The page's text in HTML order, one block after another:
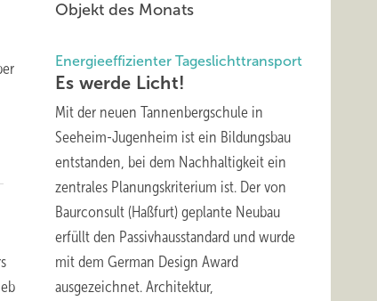
Objekt des Monats
Energieeffizienter Tageslichttransport
Es werde Licht!
Mit der neuen Tannenbergschule in
Seeheim-Jugenheim ist ein Bildungsbau
entstanden, bei dem Nachhaltigkeit ein
zentrales Planungskriterium ist. Der von
Baurconsult (Haßfurt) geplante Neubau
erfüllt den Passivhausstandard und wurde
mit dem German Design Award
ausgezeichnet. Architektur,